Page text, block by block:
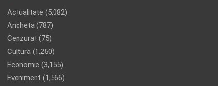
Actualitate (5,082)
Ancheta (787)
Cenzurat (75)
Cultura (1,250)
Economie (3,155)
Eveniment (1,566)